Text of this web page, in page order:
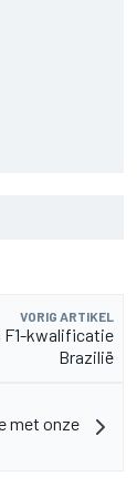
VORIG ARTIKEL
F1-kwalificatie
Brazilië
met onze